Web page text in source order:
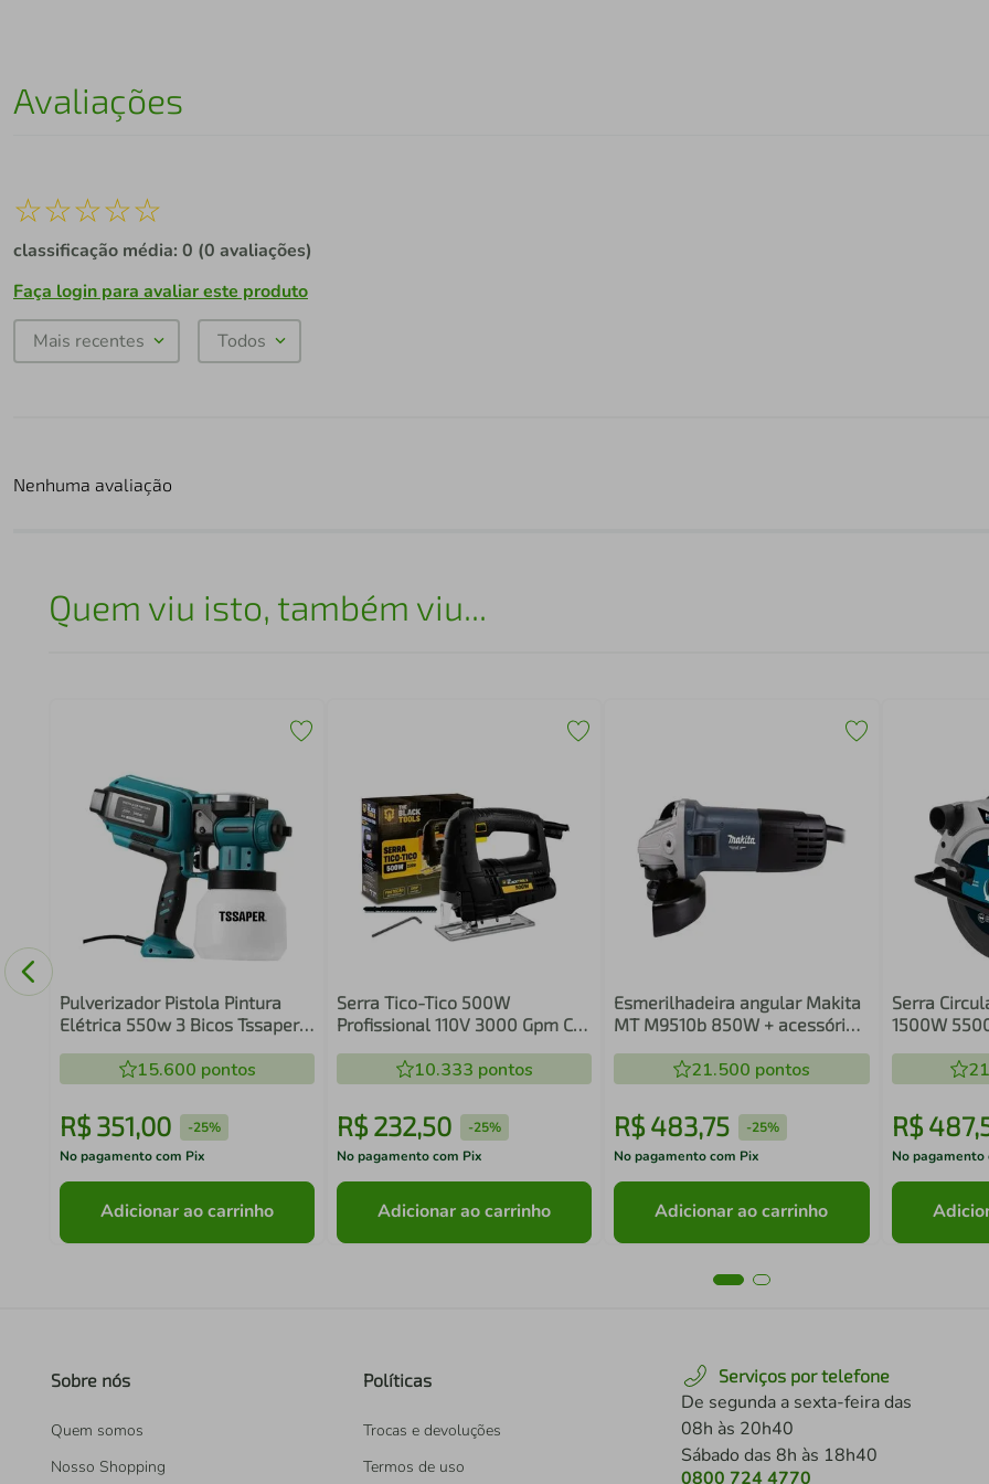
Avaliações
☆☆☆☆☆
classificação média: 0 (0 avaliações)
Faça login para avaliar este produto
Mais recentes Todos
Nenhuma avaliação
Quem viu isto, também viu...
Pulverizador Pistola Pintura
Elétrica 550w 3 Bicos Tssaper
15.600 pontos
R$ 351,00 -25%
No pagamento com Pix
Adicionar ao carrinho
Serra Tico-Tico 500W
Profissional 110V 3000 Gpm Cor
Tools - 110v - 127v
10.333 pontos
R$ 232,50 -25%
No pagamento com Pix
Adicionar ao carrinho
Esmerilhadeira angular Makita
MT M9510b 850W + acessório -
21.500 pontos
R$483,75 -25%
No pagamento com Pix
Adicionar ao carrinho
Serra
1500W
R$ 487,
No pagamento
Sobre nós
Quem somos
Nosso Shopping
Políticas
Trocas e devoluções
Termos de uso
Serviços por telefone
De segunda a sexta-feira das
08h às 20h40
Sábado das 8h às 18h40
0800 724 4770